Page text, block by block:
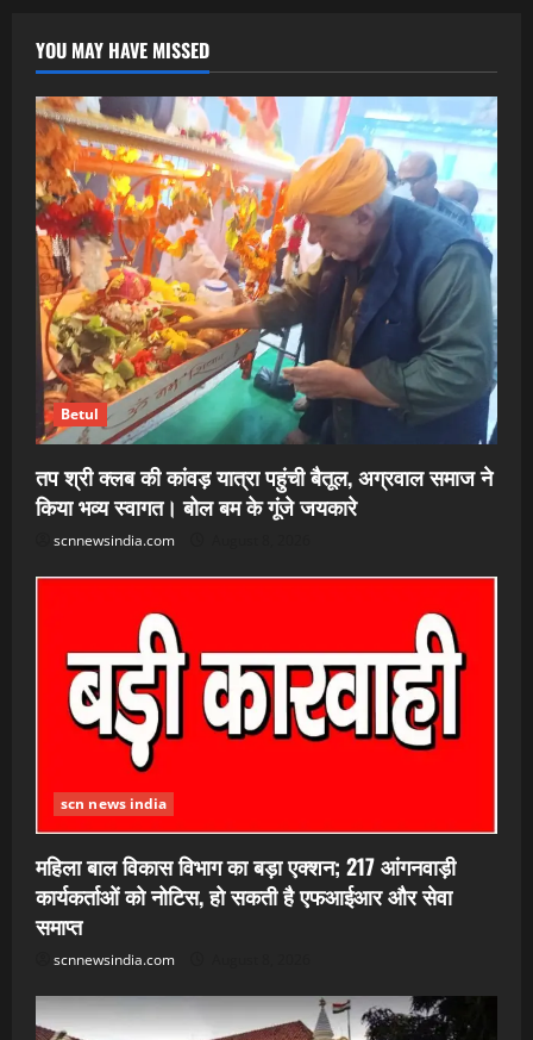
YOU MAY HAVE MISSED
Betul
तप श्री क्लब की कांवड़ यात्रा पहुंची बैतूल, अग्रवाल समाज ने
किया भव्य स्वागत। बोल बम के गूंजे जयकारे
scnnewsindia.com
scn news india
महिला बाल विकास विभाग का बड़ा एक्शन; 217 आंगनवाड़ी
कार्यकर्ताओं को नोटिस, हो सकती है एफआईआर और सेवा
समाप्त
scnnewsindia.com